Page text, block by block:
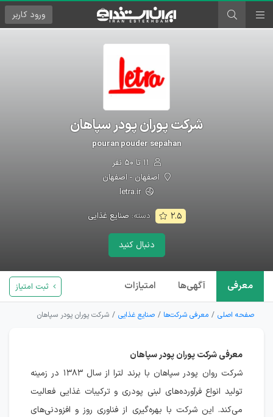
ورود کاربر
شرکت پوران پودر سپاهان
pouran pouder sepahan
اصفهان - اصفهان
letra.ir
۲.۵ دسته:صنایع غذایی
دنبال کنید
معرفی آگهی‌ها امتیازات ثبت امتیاز
صفحه اصلی معرفی شرکت‌ها صنایع غذایی شرکت پوران پودر سپاهان
معرفی شرکت پوران پودر سپاهان
شرکت روان پودر سپاهان با برند لترا از سال ۱۳۸۳ در زمینه
تولید انواع فرآورده‌های لبنی پودری و ترکیبات غذایی فعالیت
می‌کند. این شرکت با بهره‌گیری از فناوری روز و افزودنی‌های